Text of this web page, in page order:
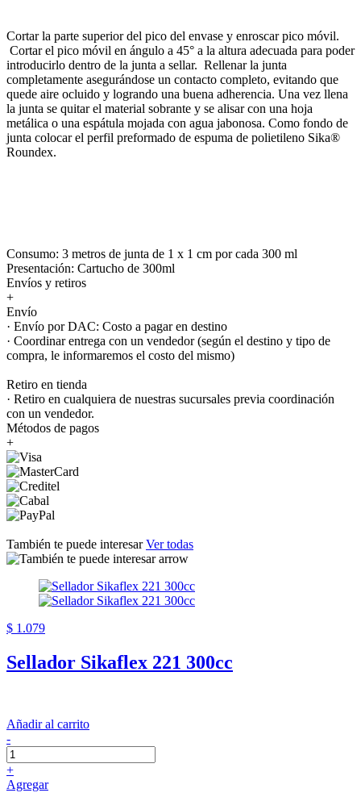
Cortar la parte superior del pico del envase y enroscar pico móvil.
Cortar el pico móvil en ángulo a 45° a la altura adecuada para poder
introducirlo dentro de la junta a sellar. Rellenar la junta
completamente asegurándose un contacto completo, evitando que
quede aire ocluido y logrando una buena adherencia. Una vez llena
la junta se quitar el material sobrante y se alisar con una hoja
metálica o una espátula mojada con agua jabonosa. Como fondo de
junta colocar el perfil preformado de espuma de polietileno Sika®
Roundex.
Consumo: 3 metros de junta de 1 x 1 cm por cada 300 ml
Presentación: Cartucho de 300ml
Envíos y retiros
+
Envío
· Envío por DAC: Costo a pagar en destino
· Coordinar entrega con un vendedor (según el destino y tipo de
compra, le informaremos el costo del mismo)
Retiro en tienda
· Retiro en cualquiera de nuestras sucursales previa coordinación
con un vendedor.
Métodos de pagos
+
También te puede interesarVer todas
$ 1.079
Sellador Sikaflex 221 300cc
Añadir al carrito
-
+
Agregar